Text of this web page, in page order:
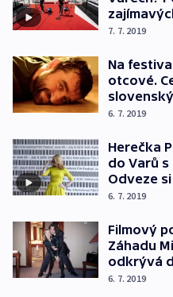
7. 7. 2019
Na
otcové.
slovenský
6. 7. 2019
Herečka
do Varů s
Odveze
6. 7. 2019
Filmový
Záhadu
odkrývá
6. 7. 2019